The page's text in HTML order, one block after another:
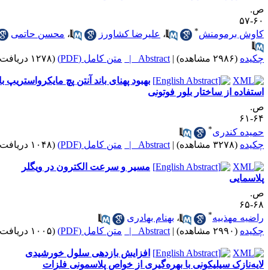
۵۷
برمومنش* ،علیرضا کشاورز ،محسن حاتمی
(۲۹۸۶ مشاهده) |
Abstract | متن کامل (PDF) (۱۲۷۸ دریافت)
بهبود پهنای باند آنتن پچ مایکرواستریپ با
از ساختار بلور فوتونی
۶۱
کندری
(۳۲۷۸ مشاهده) |
Abstract | متن کامل (PDF) (۱۰۴۸ دریافت)
مسیر و سرعت الکترون در ویگلر
۶۵
مهذبیه
،بهنام بهادری
(۲۹۹۰ مشاهده) |
Abstract | متن کامل (PDF) (۱۰۰۵ دریافت)
افزایش بازدهی سلول خورشیدی
سیلیکونی با بهره‌گیری از خواص پلاسمونی فلزات